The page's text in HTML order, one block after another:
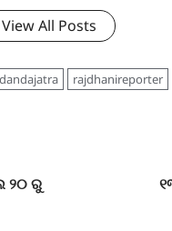
View All Posts
rajdhanireporter
୨୦ ରୁ